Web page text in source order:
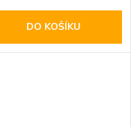
DO KOŠÍKU